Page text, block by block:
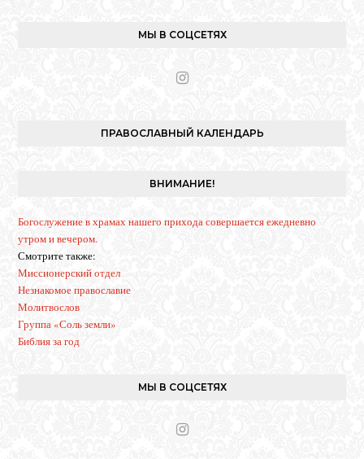
МЫ В СОЦСЕТЯХ
I
t
a
ПРАВОСЛАВНЫЙ КАЛЕНДАРЬ
ВНИМАНИЕ!
Богослужение в храмах нашего прихода совершается ежедневно
утром и вечером.
Смотрите также:
Миссионерский отдел
Незнакомое православие
Молитвослов
Группа «Соль земли»
Библия за год
МЫ В СОЦСЕТЯХ
I